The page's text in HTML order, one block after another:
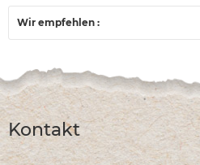
Wir empfehlen :
Kontakt